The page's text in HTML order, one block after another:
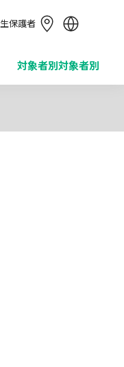
保護者
简体中文
繁體中文
Tiếng Việt
Bahasa Indonesia
対象者別 対象者別